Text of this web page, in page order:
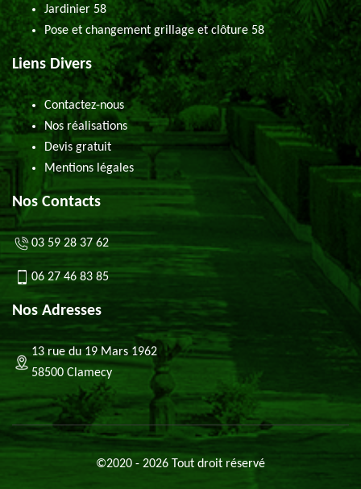
Jardinier 58
Pose et changement grillage et clôture 58
Liens Divers
Contactez-nous
Nos réalisations
Devis gratuit
Mentions légales
Nos Contacts
03 59 28 37 62
06 27 46 83 85
Nos Adresses
13 rue du 19 Mars 1962
58500 Clamecy
©2020 - 2026 Tout droit réservé